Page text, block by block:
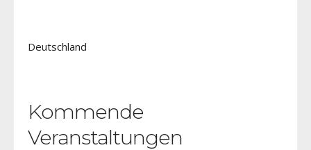
Deutschland
Kommende
Veranstaltungen